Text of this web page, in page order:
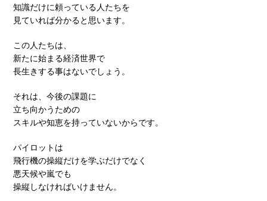
知識だけに頼っている人たちを
見ていれば分かると思います。
この人たちは、
新たに始まる経済世界で
長生きする事はないでしょう。
それは、今後の課題に
立ち向かうための
スキルや知恵を持っていないからです。
パイロットは
飛行機の操縦だけを学ぶだけでなく
悪天候や嵐でも
操縦しなければいけません。